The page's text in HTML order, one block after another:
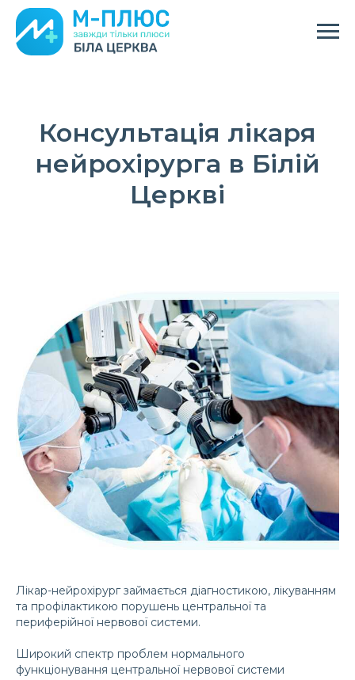
Консультація лікаря
нейрохірурга в Білій
Церкві
Лікар-нейрохірург займається діагностикою, лікуванням
та профілактикою порушень центральної та
периферійної нервової системи.
Широкий спектр проблем нормального
функціонування центральної нервової системи